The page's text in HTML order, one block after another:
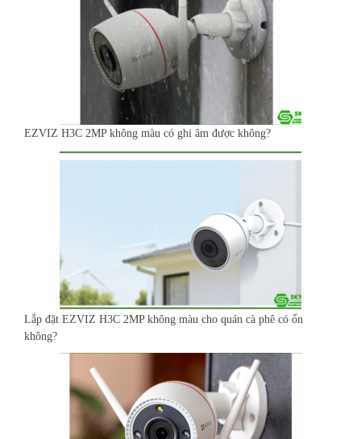
EZVIZ H3C 2MP không màu có ghi âm được không?
Lắp đặt EZVIZ H3C 2MP không màu cho quán cà phê có ổn
không?